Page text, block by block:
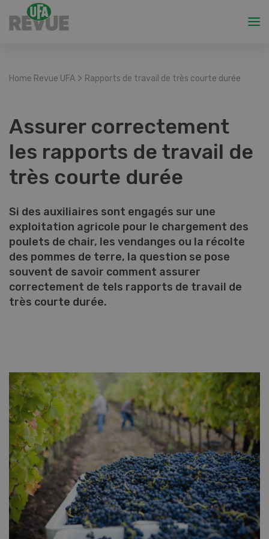
Home Revue UFA > Rapports de travail de très courte durée
Assurer correctement
les rapports de travail de
très courte durée
Si des auxiliaires sont engagés sur une
exploitation agricole pour le chargement des
poulets de chair, les vendanges ou la récolte
des pommes de terre, la question se pose
souvent de savoir comment assurer
correctement de tels rapports de travail de
très courte durée.